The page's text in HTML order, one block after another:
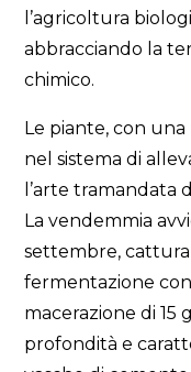
l’agricoltura
abbracciando la
chimico.
Le piante, con una
nel sistema di
l’arte tramandata
La vendemmia
settembre,
fermentazione
macerazione di 15
profondità e